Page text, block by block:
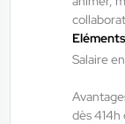
Salaire
dès 414h
12,31 €/h -
ANTILOPE RH